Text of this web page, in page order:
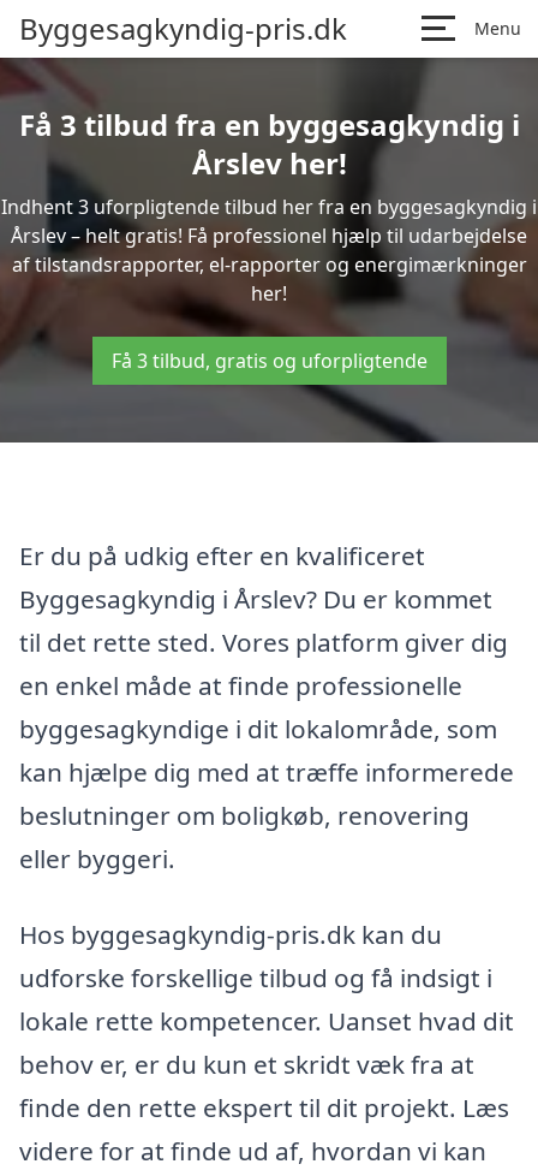
Byggesagkyndig-pris.dk Menu
Få 3 tilbud fra en byggesagkyndig i
Årslev her!
Indhent 3 uforpligtende tilbud her fra en byggesagkyndig i
Årslev – helt gratis! Få professionel hjælp til udarbejdelse
af tilstandsrapporter, el-rapporter og energimærkninger
her!
Få 3 tilbud, gratis og uforpligtende
Er du på udkig efter en kvalificeret
Byggesagkyndig i Årslev? Du er kommet
til det rette sted. Vores platform giver dig
en enkel måde at finde professionelle
byggesagkyndige i dit lokalområde, som
kan hjælpe dig med at træffe informerede
beslutninger om boligkøb, renovering
eller byggeri.
Hos byggesagkyndig-pris.dk kan du
udforske forskellige tilbud og få indsigt i
lokale rette kompetencer. Uanset hvad dit
behov er, er du kun et skridt væk fra at
finde den rette ekspert til dit projekt. Læs
videre for at finde ud af, hvordan vi kan